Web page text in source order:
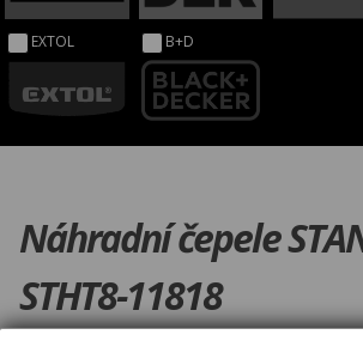
EXTOL B+D
Náhradní čepele
STHT8-11818